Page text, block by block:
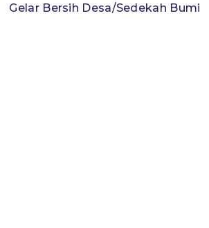
Gelar Bersih Desa/Sedekah Bumi